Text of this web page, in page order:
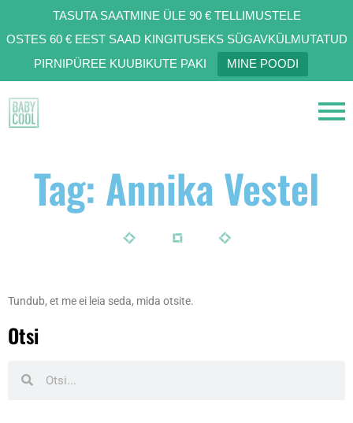
TASUTA SAATMINE ÜLE 90 € TELLIMUSTELE
OSTES 60 € EEST SAAD KINGITUSEKS SÜGAVKÜLMUTATUD
PIRNIPÜREE KUUBIKUTE PAKI
MINE POODI
Tag: Annika Vestel
Tundub, et me ei leia seda, mida otsite.
Otsi